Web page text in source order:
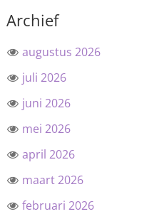
Archief
augustus 2026
juli 2026
juni 2026
mei 2026
april 2026
maart 2026
februari 2026